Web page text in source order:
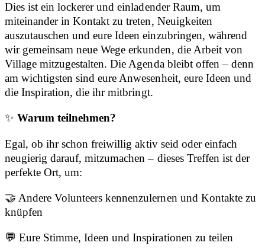
Dies ist ein lockerer und einladender Raum, um
miteinander in Kontakt zu treten, Neuigkeiten
auszutauschen und eure Ideen einzubringen, während
wir gemeinsam neue Wege erkunden, die Arbeit von
Village mitzugestalten. Die Agenda bleibt offen – denn
am wichtigsten sind eure Anwesenheit, eure Ideen und
die Inspiration, die ihr mitbringt.
✨Warum teilnehmen?
Egal, ob ihr schon freiwillig aktiv seid oder einfach
neugierig darauf, mitzumachen – dieses Treffen ist der
perfekte Ort, um:
🤝 Andere Volunteers kennenzulernen und Kontakte zu
knüpfen
💬 Eure Stimme, Ideen und Inspirationen zu teilen